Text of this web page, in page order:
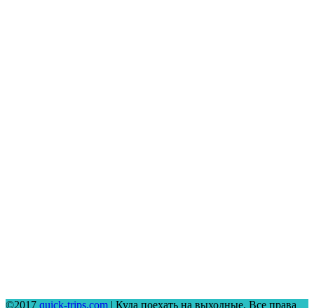
©2017 quick-trips.com | Куда поехать на выходные. Все права